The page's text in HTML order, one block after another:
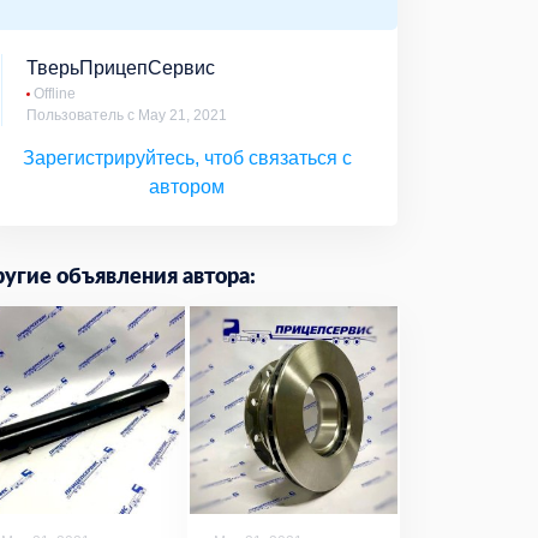
ТверьПрицепСервис
Offline
Пользователь с May 21, 2021
Зарегистрируйтесь, чтоб связаться с
автором
объявления автора: